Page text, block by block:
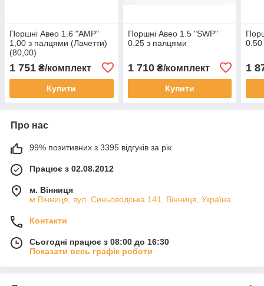
Поршні Авео 1.6 "AMP"
1,00 з палцями (Лачетти)
(80,00)
1 751 ₴/комплект
Купити
Поршні Авео 1.5 "SWP"
0.25 з палцями
1 710₴/комплект
Купити
0.50
1
Про нас
99% позитивних з 3395 відгуків за рік
Працює з 02.08.2012
м. Вінниця
м.Вінниця, вул. Синьоводська 141, Вінниця, Україна
Контакти
Сьогодні працює з 08:00 до 16:30
Показати весь графік роботи